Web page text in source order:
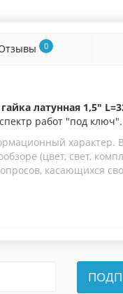
0
латунная 1,5"
работ "под ключ".
характер.
(цвет, свет,
касающихся